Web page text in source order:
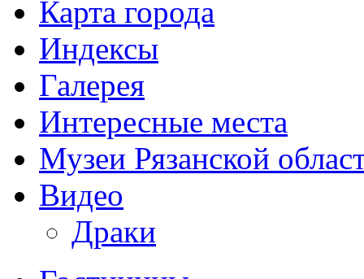
Карта города
Индексы
Галерея
Интересные места
Музеи Рязанской
Видео
Драки